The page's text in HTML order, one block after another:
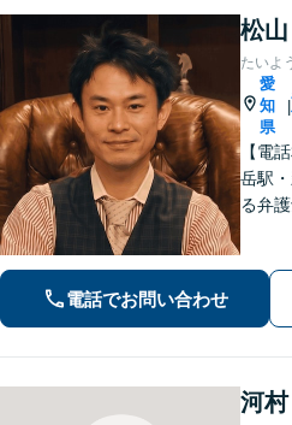
松
たいよ
愛
知
県
|
【電
岳駅
る弁
い】
題。
電話でお問い合わせ
河